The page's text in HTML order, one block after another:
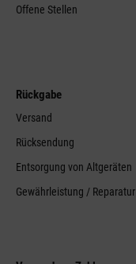
Offene Stellen
Rückgabe
Versand
Rücksendung
Entsorgung von Altgeräten
Gewährleistung / Reparatur